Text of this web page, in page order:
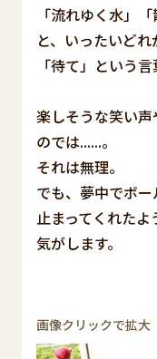
「流れゆく水」
と、いったいどれ
「待て」という
楽しそうな笑い
のでは......。
それは無理。
でも、夢中でボ
止まってくれたよ
気がします。
画像クリックで拡大